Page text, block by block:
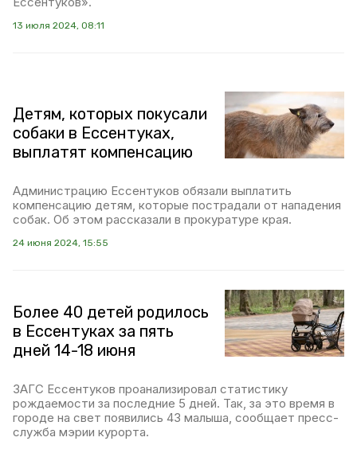
13 июля 2024, 08:11
Детям, которых покусали
собаки в Ессентуках,
выплатят компенсацию
Администрацию Ессентуков обязали выплатить
компенсацию детям, которые пострадали от нападения
собак. Об этом рассказали в прокуратуре края.
24 июня 2024, 15:55
Более 40 детей родилось
в Ессентуках за пять
дней 14-18 июня
ЗАГС Ессентуков проанализировал статистику
рождаемости за последние 5 дней. Так, за это время в
городе на свет появились 43 малыша, сообщает пресс-
служба мэрии курорта.